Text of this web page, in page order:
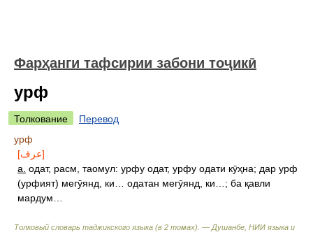
Фарҳанги тафсирии забони тоҷикӣ
урф
Толкование
Перевод
урф
[عرف]
а. одат, расм, таомул: урфу одат, урфу одати кӯҳна; дар урф
(урфият) мегӯянд, ки… одатан мегӯянд, ки…; ба қавли
мардум…
Толковый словарь таджикского языка (в 2 томах). — Душанбе, НИИ языка и